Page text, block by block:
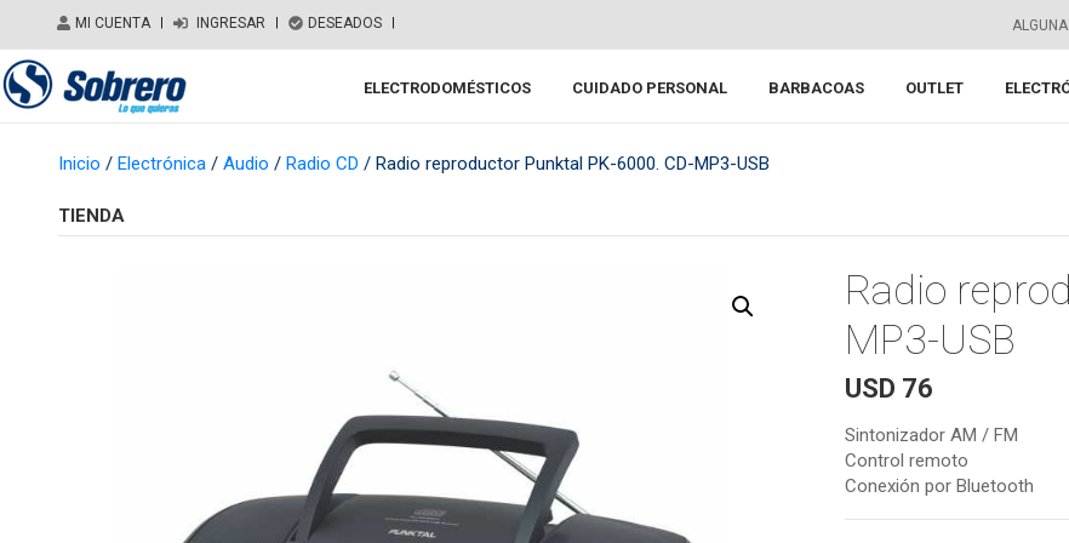
MI CUENTA | INGRESAR | DESEADOS |
Salir del contenido
Main Navigation ELECTRODOMÉSTICOS CUIDADO PERSONAL BARBACOAS OUTLET
Inicio / Electrónica / Audio / Radio CD / Radio reproductor Punktal PK-6000. CD-MP3-USB
TIENDA
Radio
MP3-USB
USD 76
Sintonizador AM / FM
Control remoto
Conexión por Bluetooth